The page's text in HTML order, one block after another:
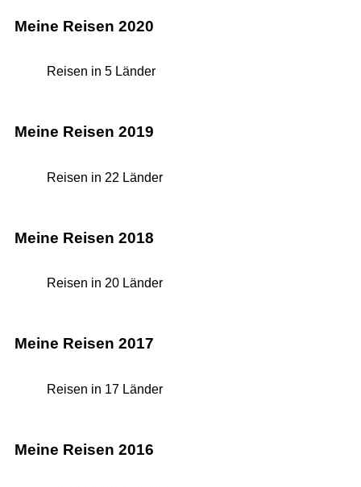
Meine Reisen 2020
Reisen in 5 Länder
Meine Reisen 2019
Reisen in 22 Länder
Meine Reisen 2018
Reisen in 20 Länder
Meine Reisen 2017
Reisen in 17 Länder
Meine Reisen 2016